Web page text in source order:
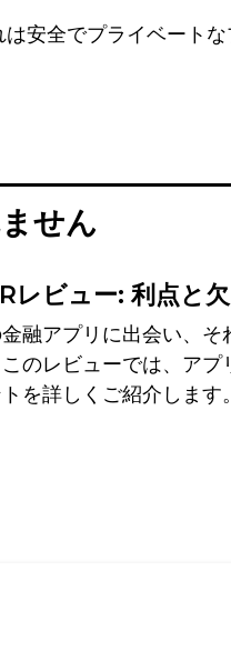
安全でプライベート
せん
レビュー: 利点と
融アプリに出会い、
のレビューでは、ア
を詳しくご紹介します。